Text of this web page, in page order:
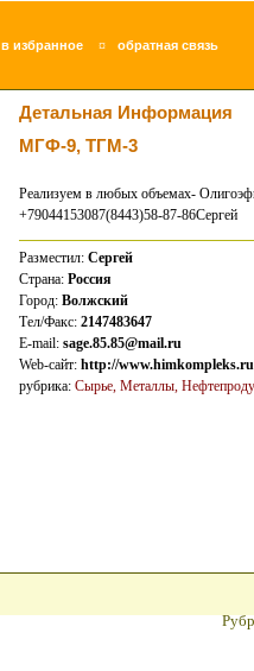
в избранное ¤ обратная связь
Детальная Информация
МГФ-9, ТГМ-3
Реализуем в любых объемах-
+79044153087(8443)58-87-86Сергей
Разместил: Сергей
Страна: Россия
Город: Волжский
Тел/Факс: 2147483647
E-mail: sage.85.85@mail.ru
Web-сайт: http://www.himkompleks.ru
рубрика: Сырье, Металлы,